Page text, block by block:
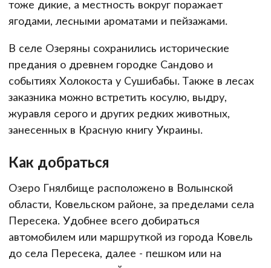
тоже дикие, а местность вокруг поражает
ягодами, лесными ароматами и пейзажами.
В селе Озеряны сохранились исторические
предания о древнем городке Сандово и
событиях Холокоста у Сушибабы. Также в лесах
заказника можно встретить косулю, выдру,
журавля серого и других редких животных,
занесенных в Красную книгу Украины.
Как добраться
Озеро Гнялбище расположено в Волынской
области, Ковельском районе, за пределами села
Пересека. Удобнее всего добираться
автомобилем или маршруткой из города Ковель
до села Пересека, далее - пешком или на